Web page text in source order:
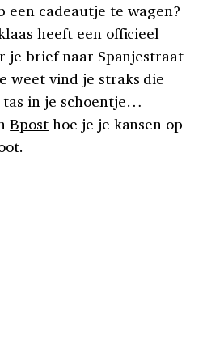
een cadeautje te wagen?
heeft een officieel
je brief naar Spanjestraat
weet vind je straks die
in je schoentje…
Bposthoe je je kansen op